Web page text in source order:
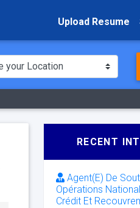
Upload Resume
RECENT
Agent(E) De
Opérations
Crédit Et